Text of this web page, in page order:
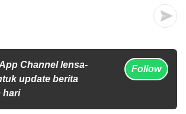
Channel lensa-
update berita
hari
Follow